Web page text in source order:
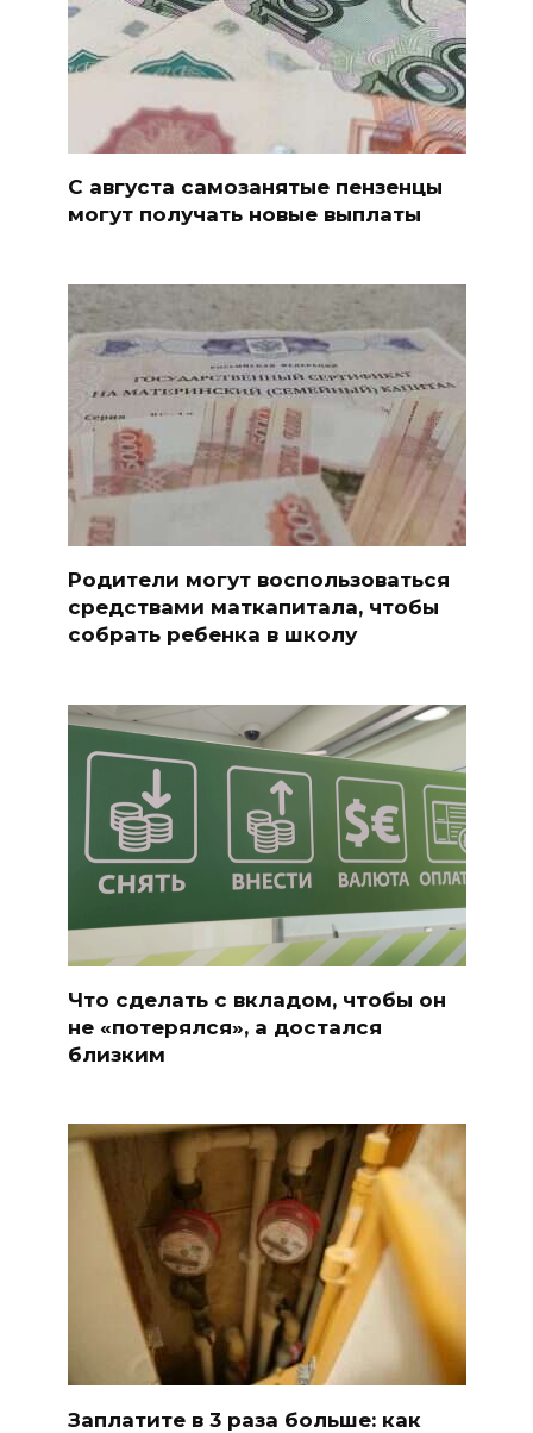
С августа самозанятые пензенцы
могут получать новые выплаты
Родители могут воспользоваться
средствами маткапитала, чтобы
собрать ребенка в школу
Что сделать с вкладом, чтобы он
не «потерялся», а достался
близким
Заплатите в 3 раза больше: как